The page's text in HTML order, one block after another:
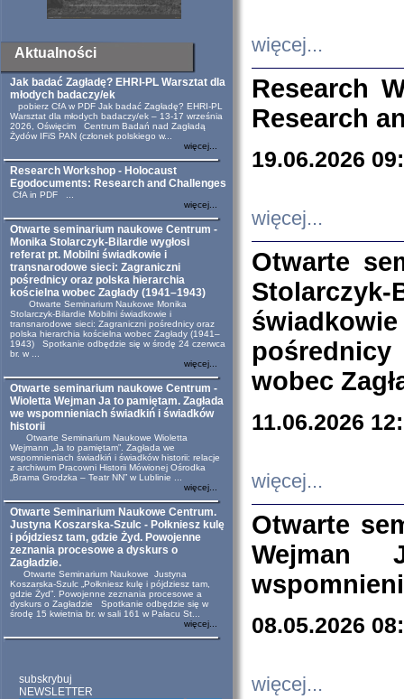
Aktualności
Jak badać Zagładę? EHRI-PL Warsztat dla
młodych badaczy/ek
pobierz CfA w PDF Jak badać Zagładę? EHRI-PL
Warsztat dla młodych badaczy/ek – 13-17 września
2026, Oświęcim Centrum Badań nad Zagładą
Żydów IFiS PAN (członek polskiego w...
więcej...
Research Workshop - Holocaust
Egodocuments: Research and Challenges
CfA in PDF ...
więcej...
Otwarte seminarium naukowe Centrum -
Monika Stolarczyk-Bilardie wygłosi
referat pt. Mobilni świadkowie i
transnarodowe sieci: Zagraniczni
pośrednicy oraz polska hierarchia
kościelna wobec Zagłady (1941–1943)
Otwarte Seminarium Naukowe Monika
Stolarczyk-Bilardie Mobilni świadkowie i
transnarodowe sieci: Zagraniczni pośrednicy oraz
polska hierarchia kościelna wobec Zagłady (1941–
1943) Spotkanie odbędzie się w środę 24 czerwca
br. w ...
więcej...
Otwarte seminarium naukowe Centrum -
Wioletta Wejman Ja to pamiętam. Zagłada
we wspomnieniach świadkiń i świadków
historii
Otwarte Seminarium Naukowe Wioletta
Wejmann „Ja to pamiętam”. Zagłada we
wspomnieniach świadkiń i świadków historii: relacje
z archiwum Pracowni Historii Mówionej Ośrodka
„Brama Grodzka – Teatr NN” w Lublinie ...
więcej...
Otwarte Seminarium Naukowe Centrum.
Justyna Koszarska-Szulc - Połkniesz kulę
i pójdziesz tam, gdzie Żyd. Powojenne
zeznania procesowe a dyskurs o
Zagładzie.
Otwarte Seminarium Naukowe Justyna
Koszarska-Szulc „Połkniesz kulę i pójdziesz tam,
gdzie Żyd”. Powojenne zeznania procesowe a
dyskurs o Zagładzie Spotkanie odbędzie się w
środę 15 kwietnia br. w sali 161 w Pałacu St...
więcej...
subskrybuj
NEWSLETTER
więcej...
Research
Research
19.06.2026
więcej...
Otwarte
wobec
11.06.2026
więcej...
Otwarte
Wejman
08.05.2026
więcej...